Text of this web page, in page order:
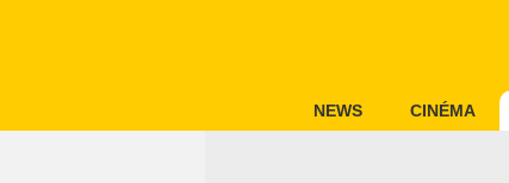
NEWS CINÉMA